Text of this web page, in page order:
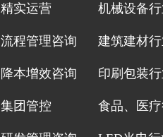
精实运营
流程管理咨询
降本增效咨询
集团管控
机械设备
建筑建材
印刷包装
食品、医